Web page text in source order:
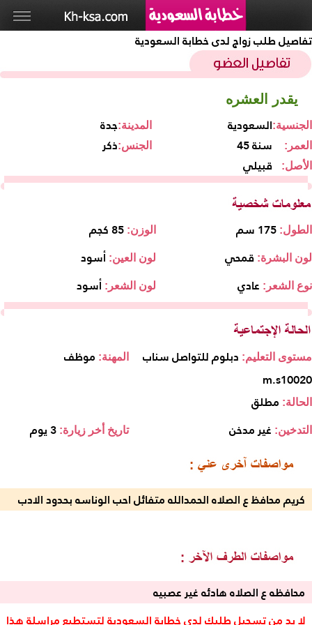
تفاصيل طلب زواج لدى خطابة السعودية
يقدر العشره
جدةالمدينة: السعوديةالجنسية:
ذكرالجنس: 45 سنة العمر:
قبيلي الأصل:
الوزن: 85 كجم الطول: 175 سم
لون العين: أسود لون البشرة: قمحي
لون الشعر: أسود نوع الشعر: عادي
المهنة: موظف مستوى التعليم: دبلوم للتواصل سناب
m.s10020
الحالة: مطلق
تاريخ أخر زيارة: 3 يوم التدخين: غير مدخن
كريم محافظ ع الصلاه الحمدالله متفائل احب الوناسه بحدود الادب
محافظه ع الصلاه هادئه غير عصبيه
لا بد من تسجيل طلبك لدى خطابة السعودية لتستطيع مراسلة هذا